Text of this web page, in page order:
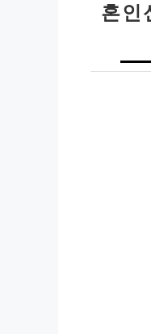
혼인